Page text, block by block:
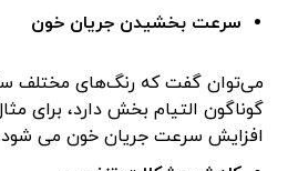
سرعت بخشیدن جریان خون
می‌توان گفت که رنگ‌های
گوناگون التیام بخش دارد، برای
افزایش سرعت جریان خون می